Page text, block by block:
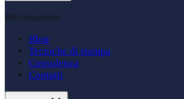
Informazioni
Blog
Tecniche di stampa
Consulenza
Contatti